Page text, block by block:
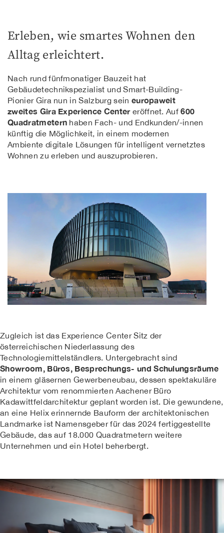
Erleben, wie smartes Wohnen den
Alltag erleichtert.
Nach rund fünfmonatiger Bauzeit hat
Gebäudetechnikspezialist und Smart-Building-
Pionier Gira nun in Salzburg sein europaweit
zweites Gira Experience Centereröffnet. Auf600
Quadratmetern haben Fach- und Endkunden/-innen
künftig die Möglichkeit, in einem modernen
Ambiente digitale Lösungen für intelligent vernetztes
Wohnen zu erleben und auszuprobieren.
Zugleich ist das Experience Center Sitz der
österreichischen Niederlassung des
Technologiemittelständlers. Untergebracht sind
Showroom, Büros, Besprechungs- und Schulungsräume
in einem gläsernen Gewerbeneubau, dessen spektakuläre
Architektur vom renommierten Aachener Büro
Kadawittfeldarchitektur geplant worden ist. Die gewundene,
an eine Helix erinnernde Bauform der architektonischen
Landmarke ist Namensgeber für das 2024 fertiggestellte
Gebäude, das auf 18.000 Quadratmetern weitere
Unternehmen und ein Hotel beherbergt.